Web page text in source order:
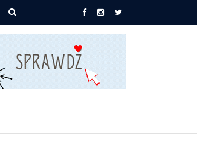
Empik: 2 książki za 30 zł